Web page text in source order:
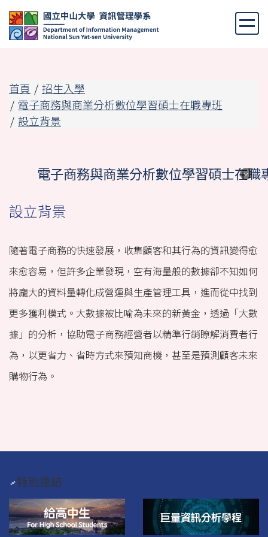
跳
到
主
容
區
首頁
招生入學
電子商務與商業分析數位學習碩士在職專班
設立背景
電子商務與商業分析數位學習碩士在職
電子商務與商業分析數位學習碩士在職
設立背景
優異師資
教學特色
課程規劃
培育人才
學生活動
設立背景
隨著電子商務的快速發展，收集顧客和其行為的資訊變得愈
來愈容易，但許多企業發現，空有海量般的數據卻不知如何
將龐大的資料量轉化成營運與生產管理工具，進而從中找到
更多獲利模式。大數據被比喻為未來的新黃金，透過「大數
據」的分析，協助電子商務經營者以精準行銷瞭解消費者行
為，以更省力、省時方式來預知商機，甚至是預測顧客未來
購物行為。
特別連結